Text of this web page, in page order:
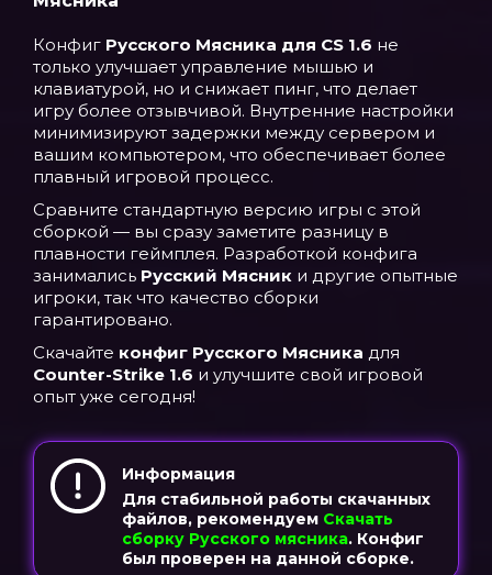
Конфиг Русского Мясника для CS 1.6 не
только улучшает управление мышью и
клавиатурой, но и снижает пинг, что делает
игру более отзывчивой. Внутренние настройки
минимизируют задержки между сервером и
вашим компьютером, что обеспечивает более
плавный игровой процесс.
Сравните стандартную версию игры с этой
сборкой — вы сразу заметите разницу в
плавности геймплея. Разработкой конфига
занимались Русский Мясник и другие опытные
игроки, так что качество сборки
гарантировано.
Скачайте конфиг Русского Мясника для
Counter-Strike 1.6 и улучшите свой игровой
опыт уже сегодня!
Информация
Для стабильной работы скачанных
файлов, рекомендуем Скачать
сборку Русского мясника. Конфиг
был проверен на данной сборке.